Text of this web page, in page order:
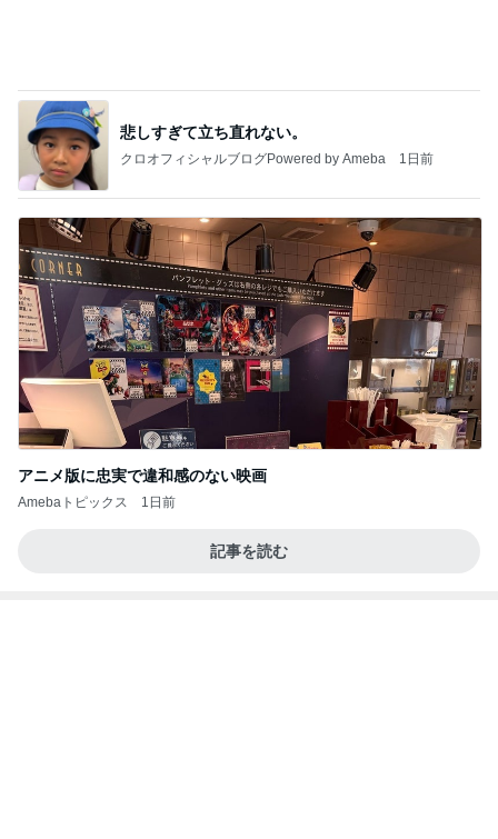
悲しすぎて立ち直れない。
クロオフィシャルブログPowered by Ameba 1日前
アニメ版に忠実で違和感のない映画
Amebaトピックス 1日前
記事を読む